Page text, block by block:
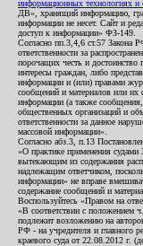
информационных технологиях
ДВ», хранящий информацию,
информации не несет. Сайт и
доступ к информации» ФЗ-149.
Согласно пп.3,4,6 ст.57 Закона
ответственности за
порочащих честь и
интересы граждан, либо
информации и (или) правами
сообщений и материалов или их
информации (а также сообщения,
общественных организаций и
ответственности за данное
массовой информации».
Согласно абз.3, п.13
«О практике применения
вытекающим из содержания
надлежащим ответчиком,
информации» не вправе
содержание сообщений и
Воспользуйтесь «Правом на
«В соответствии с положением
подлежит возложению на
РФ - на учредителя и главного
краевого суда от 22.08.2012 г.